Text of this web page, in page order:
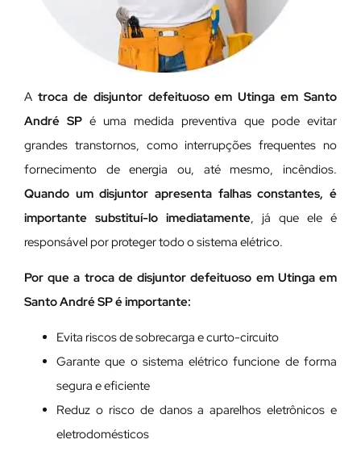
A troca de disjuntor defeituoso em Utinga em Santo
André SP é uma medida preventiva que pode evitar
grandes transtornos, como interrupções frequentes no
fornecimento de energia ou, até mesmo, incêndios.
Quando um disjuntor apresenta falhas constantes, é
importante substituí-lo imediatamente, já que ele é
responsável por proteger todo o sistema elétrico.
Por que a troca de disjuntor defeituoso em Utinga em
Santo André SP é importante:
Evita riscos de sobrecarga e curto-circuito
Garante que o sistema elétrico funcione de forma
segura e eficiente
Reduz o risco de danos a aparelhos eletrônicos e
eletrodomésticos